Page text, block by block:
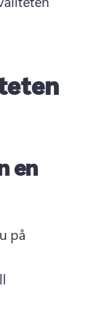
en
på